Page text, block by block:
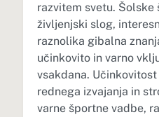
razvitem svetu.
življenjski slog,
raznolika gibalna
učinkovito in varno
vsakdana.
rednega izvajanja in
varne športne vadbe,